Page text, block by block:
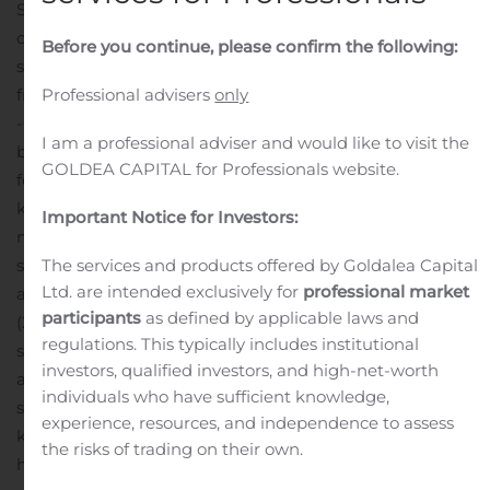
SmallCap Danmark A/S’s bestyrelse har d.d. behandlet
og godkendt delårsrapporten for perioden 1. januar – 30.
september 2020, hvorfra følgende kan
fremhæves:Resultatet for 1-3. kvartal 2020 blev på DKK
blev resultatet på DKK 2,0m før og efter skat. Korrigeret
for udbetalt udbytte steg aktiekursen på Rias A/S i 1-3.
kvartal 2020 med 2%. I 3. kvartal 2020 steg børskursen
med 11%.
september 2020 af aktier i Rias A/S for DKK 21,7m (79%
af selskabets egenkapital) samt likvider for DKK 6,0m
(21% af egenkapitalen).Egenkapitalen udgjorde d. 30.
september 2020 DKK 27,5m, svarende til en indre værdi
af selskabets aktier på DKK 7,3 kr. pr. aktie. Selskabets
strategi er uændret at afsøge markedet for mulige
købere til hele selskabet med henblik på at opnå den
højest mulige værdi af børsplatformen. Det er uvist om,
Before you continue, please confirm the following:
Professional advisersonly
I am a professional adviser and would like to visit the
GOLDEA CAPITAL for Professionals website.
Important Notice for Investors:
The services and products offered by Goldalea Capital
Ltd. are intended exclusively for professional market
participants as defined by applicable laws and
regulations. This typically includes institutional
investors, qualified investors, and high-net-worth
individuals who have sufficient knowledge,
experience, resources, and independence to assess
the risks of trading on their own.